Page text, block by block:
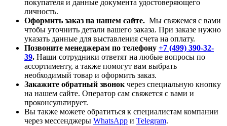
покупателя и данные документа удостоверяющего
личность.
Оформить заказ на нашем сайте. Мы свяжемся с вами
чтобы уточнить детали вашего заказа. При заказе нужно
указать данные для выставления счета на оплату.
Позвоните менеджерам по телефону +7 (499) 390-32-
39. Наши сотрудники ответят на любые вопросы по
ассортименту, а также помогут вам выбрать
необходимый товар и оформить заказ.
Закажите обратный звонок через специальную кнопку
на нашем сайте. Оператор сам свяжется с вами и
проконсультирует.
Вы также можете обратиться к специалистам компании
через мессенджеры WhatsApp и Telegram.